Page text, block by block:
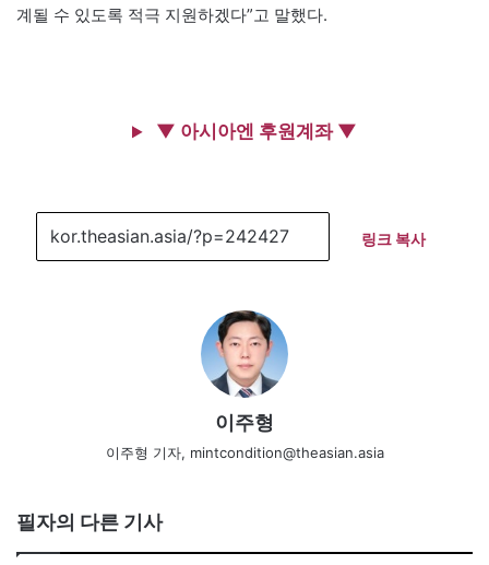
계될 수 있도록 적극 지원하겠다”고 말했다.
▼ 아시아엔 후원계좌 ▼
링크 복사
이주형
이주형 기자, mintcondition@theasian.asia
필자의 다른 기사